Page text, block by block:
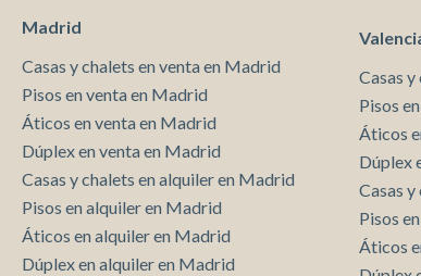
Madrid
Casas y chalets en venta en Madrid
Pisos en venta en Madrid
Áticos en venta en Madrid
Dúplex en venta en Madrid
Casas y chalets en alquiler en Madrid
Pisos en alquiler en Madrid
Áticos en alquiler en Madrid
Dúplex en alquiler en Madrid
Casas y
Pisos
Áticos
Dúplex
Casas
Pisos
Áticos